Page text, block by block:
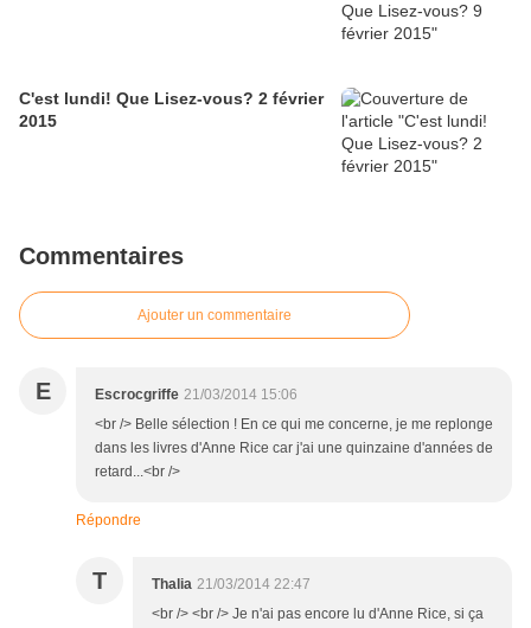
C'est lundi! Que Lisez-vous? 2 février
2015
Commentaires
Ajouter un commentaire
E Escrocgriffe 21/03/2014 15:06
<br /> Belle sélection ! En ce qui me concerne, je me replonge
dans les livres d'Anne Rice car j'ai une quinzaine d'années de
retard...<br />
Répondre
T Thalia 21/03/2014 22:47
<br /> <br /> Je n'ai pas encore lu d'Anne Rice, si ça